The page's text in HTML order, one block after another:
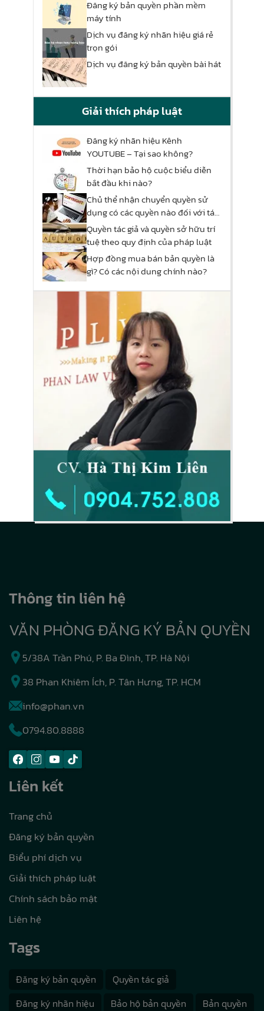
Đăng ký bản quyền phần mềm
máy tính
Dịch vụ đăng ký nhãn hiệu giá rẻ
trọn gói
Dịch vụ đăng ký bản quyền bài hát
Giải thích pháp luật
Đăng ký nhãn hiệu Kênh
YOUTUBE – Tại sao không?
Thời hạn bảo hộ cuộc biểu diễn
bắt đầu khi nào?
Chủ thể nhận chuyển quyền sử
dụng có các quyền nào đối với tác
phẩm đó?
Quyền tác giả và quyền sở hữu trí
tuệ theo quy định của pháp luật
Hợp đồng mua bán bản quyền là
gì? Có các nội dung chính nào?
Thông tin liên hệ
VĂN PHÒNG ĐĂNG KÝ BẢN QUYỀN
5/38A Trần Phú, P. Ba Đình, TP. Hà Nội
38 Phan Khiêm Ích, P. Tân Hưng, TP. HCM
info@phan.vn
0794.80.8888
Liên kết
Trang chủ
Đăng ký bản quyền
Biểu phí dịch vụ
Giải thích pháp luật
Chính sách bảo mật
Liên hệ
Tags
Đăng ký bản quyền
Quyền tác giả
Đăng ký nhãn hiệu
Bảo hộ bản quyền Bản quyền